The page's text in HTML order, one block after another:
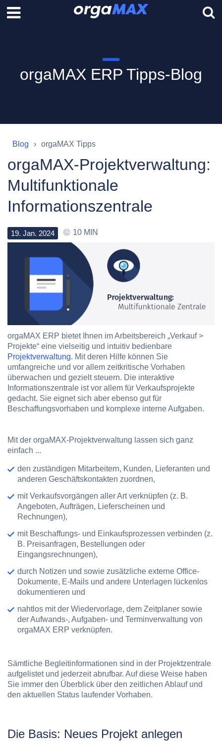
orgaMAX ERP Tipps-Blog
Blog orgaMAX Tipps
orgaMAX-Projektverwaltung:
Multifunktionale
Informationszentrale
19. Jan. 2024 10 MIN
orgaMAX ERP bietet Ihnen im Arbeitsbereich „Verkauf >
Projekte“ eine vielseitig und intuitiv bedienbare
Projektverwaltung. Mit deren Hilfe können Sie
umfangreiche und vor allem zeitkritische Vorhaben
überwachen und gezielt steuern. Die interaktive
Informationszentrale ist vor allem für Verkaufsprojekte
gedacht. Sie eignet sich aber ebenso gut für
Beschaffungsvorhaben und komplexe interne Aufgaben.
Mit der orgaMAX-Projektverwaltung lassen sich ganz
einfach ...
den zuständigen Mitarbeitern, Kunden, Lieferanten und
anderen Geschäftskontakten zuordnen,
mit Verkaufsvorgängen aller Art verknüpfen (z. B.
Angeboten, Aufträgen, Lieferscheinen und
Rechnungen),
mit Beschaffungs- und Einkaufsprozessen verbinden (z.
B. Preisanfragen, Bestellungen oder
Eingangsrechnungen),
durch Notizen und sowie zusätzliche externe Office-
Dokumente, E-Mails und andere Unterlagen lückenlos
dokumentieren und
nahtlos mit der Wiedervorlage, dem Zeitplaner sowie
der Aufwands-, Aufgaben- und Terminverwaltung von
orgaMAX ERP verknüpfen.
Sämtliche Begleitinformationen sind in der Projektzentrale
aufgelistet und jederzeit abrufbar. Auf diese Weise haben
Sie immer den Überblick über den zeitlichen Ablauf und
den aktuellen Status laufender Vorhaben.
Die Basis: Neues Projekt anlegen